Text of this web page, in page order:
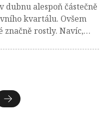
dubnu alespoň částečně
kvartálu. Ovšem
rostly. Navíc,